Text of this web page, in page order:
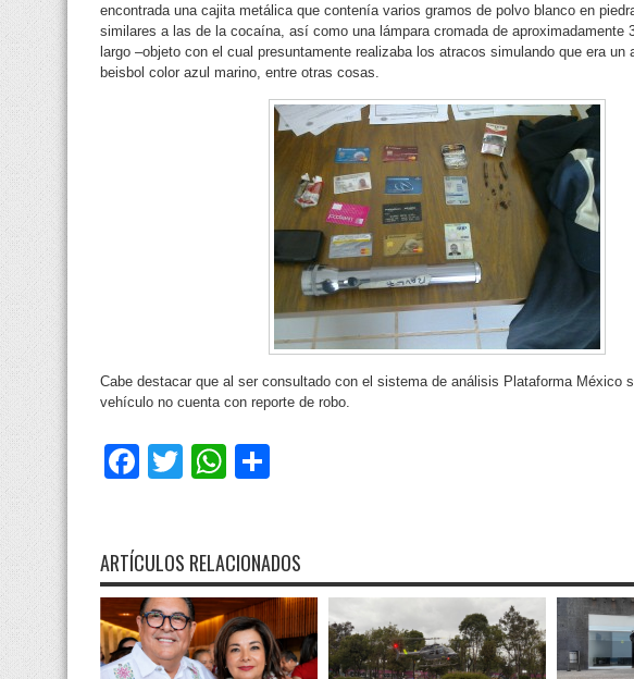
encontrada una cajita metálica que contenía varios gramos de polvo blanco en
similares a las de la cocaína, así como una lámpara cromada de aproximadamente
largo –objeto con el cual presuntamente realizaba los atracos simulando que era un
beisbol color azul marino, entre otras cosas.
Cabe destacar que al ser consultado con el sistema de análisis Plataforma México
vehículo no cuenta con reporte de robo.
Facebook
TwitterWhatsApp
ARTÍCULOS RELACIONADOS